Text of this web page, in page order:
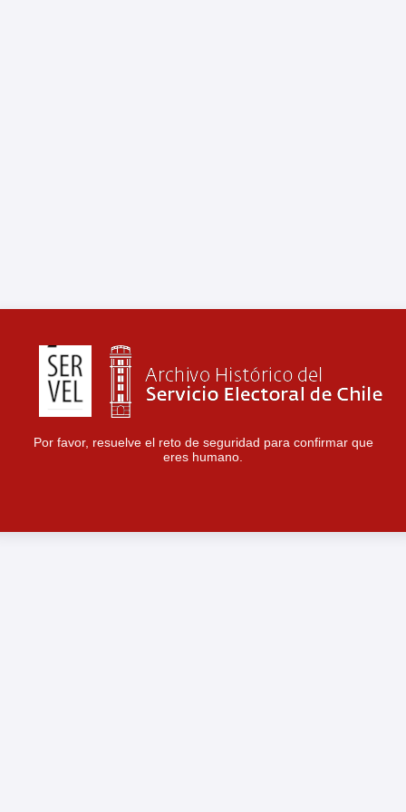
Por favor, resuelve el reto de seguridad para confirmar que
eres humano.